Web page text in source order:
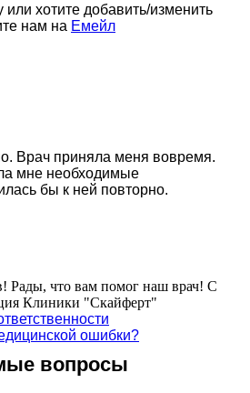
хотите добавить/изменить
нам на Емейл
Врач приняла меня вовремя.
мне необходимые
бы к ней повторно.
Рады, что вам помог наш врач! С
Клиники "Скайферт"
ошибки?
вопросы